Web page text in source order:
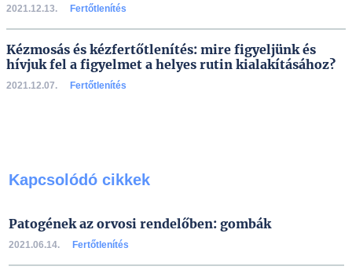
2021.12.13. Fertőtlenítés
Kézmosás és kézfertőtlenítés: mire figyeljünk és
hívjuk fel a figyelmet a helyes rutin kialakításához?
2021.12.07. Fertőtlenítés
Kapcsolódó cikkek
Patogének az orvosi rendelőben: gombák
2021.06.14. Fertőtlenítés